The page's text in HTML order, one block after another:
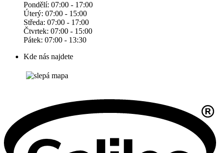
Pondělí: 07:00 - 17:00
Úterý: 07:00 - 15:00
Středa: 07:00 - 17:00
Čtvrtek: 07:00 - 15:00
Pátek: 07:00 - 13:30
Kde nás najdete